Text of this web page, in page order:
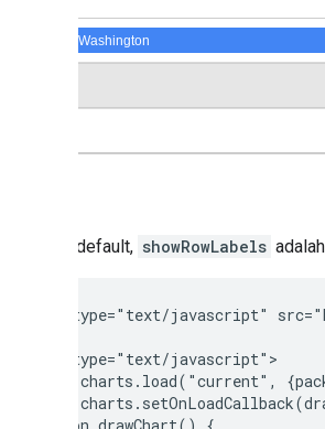
Secara default, showRowLabels adalah
<script type="text/javascript"
<script type="text/javascript">
google.charts.load("current",